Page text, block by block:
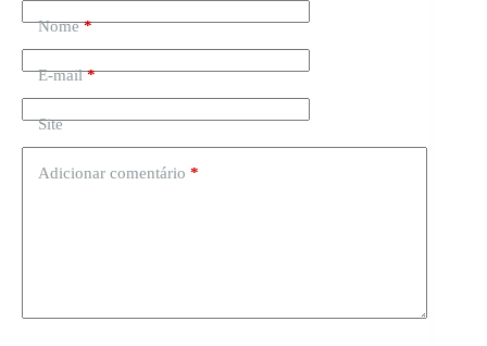
Nome*
E-mail*
Site
Adicionar comentário *